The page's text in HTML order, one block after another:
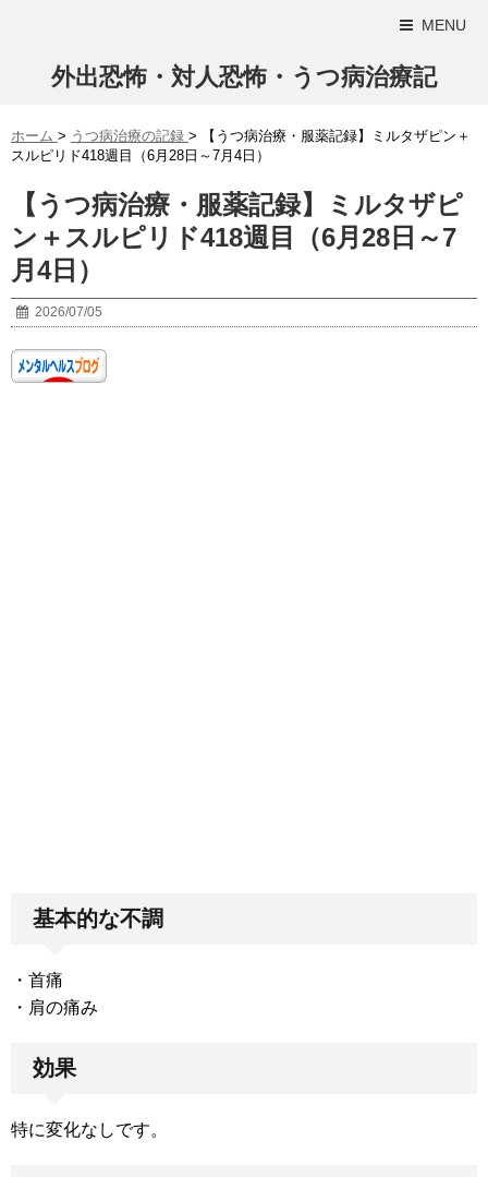
MENU
外出恐怖・対人恐怖・うつ病治療記
ホーム > うつ病治療の記録 >
【うつ病治療・服薬記録】ミルタザピン＋
スルピリド418週目（6月28日～7月4日）
【うつ病治療・服薬記録】ミルタザピ
ン＋スルピリド418週目（6月28日～7
月4日）
2026/07/05
基本的な不調
・首痛
・肩の痛み
効果
特に変化なしです。